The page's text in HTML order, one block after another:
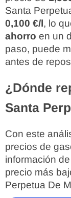
Santa
0,100 €/l, lo
ahorro en un
paso, puede
antes de
¿Dónde
Santa
Con este
precios de
información
precio más
Perpetua De